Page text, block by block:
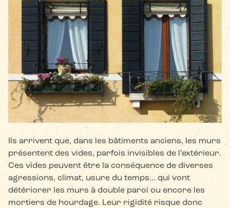
Ils arrivent que, dans les bâtiments anciens, les murs
présentent des vides, parfois invisibles de l’extérieur.
Ces vides peuvent être la conséquence de diverses
agressions, climat, usure du temps… qui vont
détériorer les murs à double paroi ou encore les
mortiers de hourdage. Leur rigidité risque donc